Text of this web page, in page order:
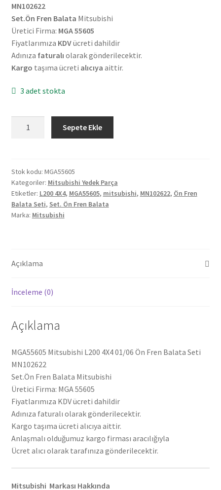
MN102622
Set.Ön Fren Balata Mitsubishi
Üretici Firma: MGA 55605
Fiyatlarımıza KDVücreti dahildir
Adınıza faturalı olarak gönderilecektir.
Kargo taşıma ücreti alıcıya aittir.
3 adet stokta
Ön
Fren
Balata
Seti
MN102622
Sepete Ekle
Stok kodu: MGA55605
Kategoriler: Mitsubishi Yedek Parça
Etiketler: L200 4X4, MGA55605, mitsubishi, MN102622, Ön Fren
Balata Seti, Set. Ön Fren Balata
Marka: Mitsubishi
Açıklama
İnceleme (0)
Açıklama
MGA55605 Mitsubishi L200 4X4 01/06 Ön Fren Balata Seti
MN102622
Set.Ön Fren Balata Mitsubishi
Üretici Firma: MGA 55605
Fiyatlarımıza KDV ücreti dahildir
Adınıza faturalı olarak gönderilecektir.
Kargo taşıma ücreti alıcıya aittir.
Anlaşmalı olduğumuz kargo firması aracılığıyla
Ücret alıcı olarak tarafınıza gönderilecektir.
Mitsubishi Markası Hakkında